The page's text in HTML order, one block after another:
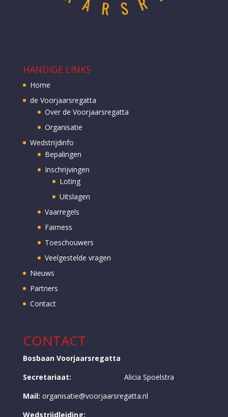
HANDIGE LINKS
Home
de Voorjaarsregatta
Over de Voorjaarsregatta
Organisatie
Wedstrijdinfo
Bepalingen
Inschrijvingen
Loting
Uitslagen
Vaarregels
Fairness
Toeschouwers
Veelgestelde vragen
Nieuws
Partners
Contact
CONTACT
Bosbaan Voorjaarsregatta
Secretariaat: Alicia Spoelstra
Mail: organisatie@voorjaarsregatta.nl
Wedstrijdleiding: